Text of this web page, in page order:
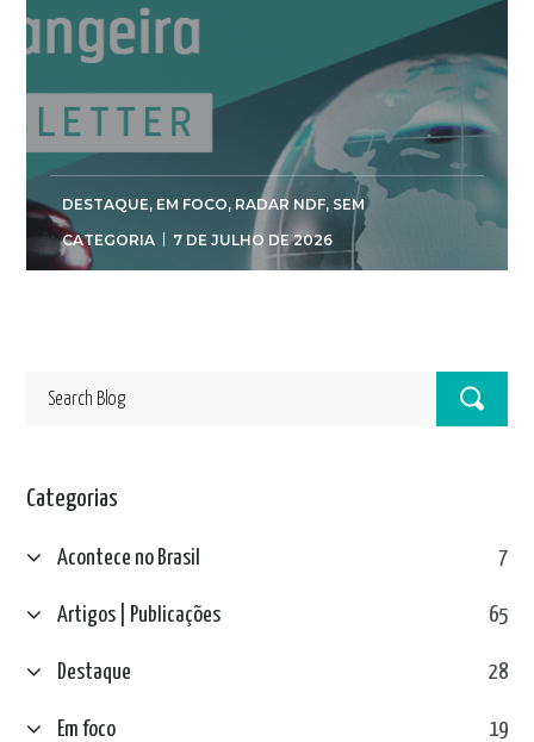
DESTAQUE, EM FOCO, RADAR NDF, SEM
CATEGORIA
7 DE JULHO DE 2026
Categorias
Acontece no Brasil 7
Artigos | Publicações 65
Destaque 28
Em foco 19